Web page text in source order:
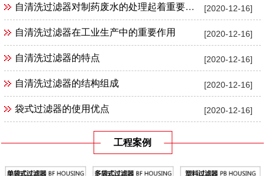
[2020-12-16]
自清洗过滤器对制药废水的处理起着重要作用
[2020-12-16]
自清洗过滤器在工业生产中的重要作用
[2020-12-16]
自清洗过滤器的特点
[2020-12-16]
自清洗过滤器的结构组成
[2020-12-16]
袋式过滤器的使用优点
工程案例